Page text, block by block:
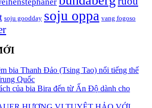
soju goodday soju oppa vang fogoso
bia Thanh Đảo (Tsing Tao) nổi tiếng thế
Quốc
của bia Bira đến từ Ấn Độ dành cho